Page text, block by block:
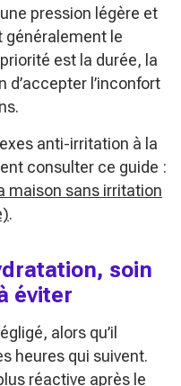
pression légère et
généralement le
est la durée, la
l’inconfort
anti-irritation à la
consulter ce guide :
maison sans irritation
.
soin
éviter
alors qu’il
heures qui suivent.
réactive après le